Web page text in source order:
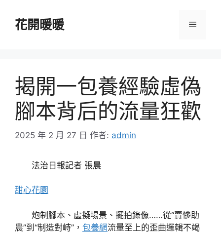
花開暖暖 選
揭開一包養經驗虛偽
腳本背后的流量狂歡
2025 年 2 月 27 日 作者: admin
法治日報記者 張晨
甜心花園
炮制腳本、虛擬場景、擺拍錄像……從“賣慘助
農”到“制造對峙”， 包養網流量至上的歪曲邏輯不竭